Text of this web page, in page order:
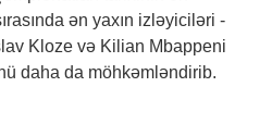
ən yaxın izləyiciləri -
Kloze və Kilian Mbappeni
daha da möhkəmləndirib.